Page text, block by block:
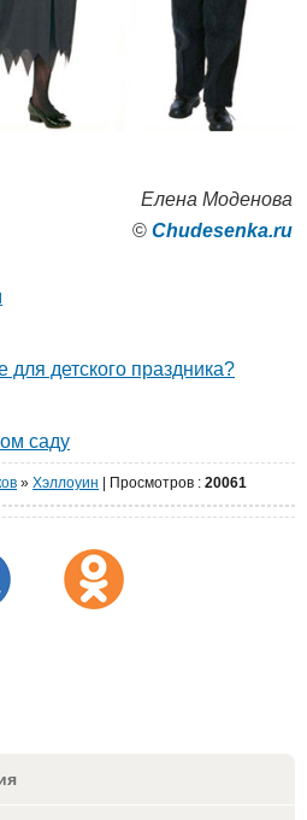
Елена Моденова
© Сhudesenka.ru
для детского праздника?
саду
» Хэллоуин Просмотров : 20061